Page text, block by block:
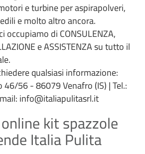
e turbine per aspirapolveri,
e molto altro ancora.
occupiamo di CONSULENZA,
e ASSISTENZA su tutto il
qualsiasi informazione:
46/56 - 86079 Venafro (IS) | Tel.:
info@italiapulitasrl.it
kit spazzole
Italia Pulita